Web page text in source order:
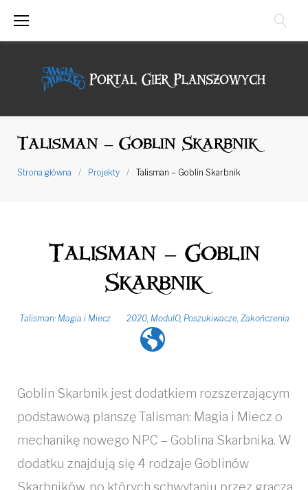
Talisman – Goblin Skarbnik
Strona główna / Projekty / Talisman – Goblin Skarbnik
Talisman – Goblin
Skarbnik
Talisman: Magia i Miecz 2020, ModulO, Poszukiwacze, Zakończenia
Goblin Skarbnik jest dodatkiem rozszerzającym
podstawową planszę Talisman: Magia i Miecz o
mechanikę nowego NPC – Goblina Skarbnika. W
dodatku znajdują się 4 rodzaje Goblinów
Skarbników, po których schwytaniu przez gracza